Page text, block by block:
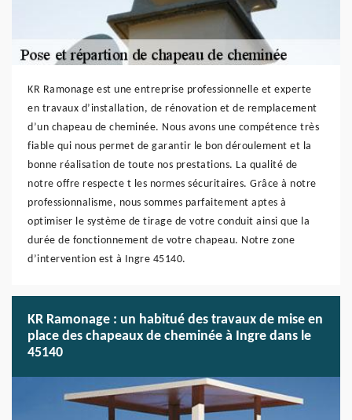
KR Ramonage est une entreprise professionnelle et experte
en travaux d’installation, de rénovation et de remplacement
d’un chapeau de cheminée. Nous avons une compétence très
fiable qui nous permet de garantir le bon déroulement et la
bonne réalisation de toute nos prestations. La qualité de
notre offre respecte t les normes sécuritaires. Grâce à notre
professionnalisme, nous sommes parfaitement aptes à
optimiser le système de tirage de votre conduit ainsi que la
durée de fonctionnement de votre chapeau. Notre zone
d’intervention est à Ingre 45140.
KR Ramonage : un habitué des travaux de mise en
place des chapeaux de cheminée à Ingre dans le
45140